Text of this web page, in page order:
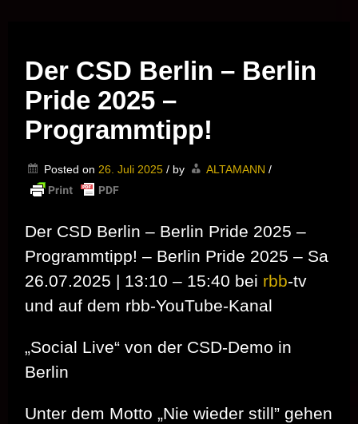
Der CSD Berlin – Berlin
Pride 2025 –
Programmtipp!
Posted on 26. Juli 2025 / by ALTAMANN /
Der CSD Berlin – Berlin Pride 2025 –
Programmtipp! – Berlin Pride 2025 – Sa
26.07.2025 | 13:10 – 15:40 bei rbb-tv
und auf dem rbb-YouTube-Kanal
„Social Live“ von der CSD-Demo in
Berlin
Unter dem Motto „Nie wieder still” gehen